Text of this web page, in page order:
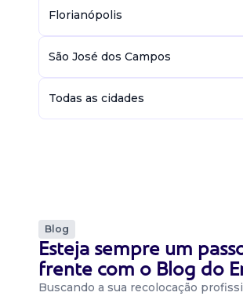
Florianópolis
São José dos Campos
Todas as cidades
Blog
Esteja sempre um
frente com o Blog do
Buscando a sua recolocação